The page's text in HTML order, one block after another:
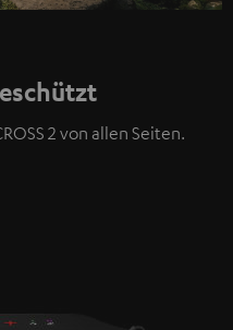
2 von allen Seiten.